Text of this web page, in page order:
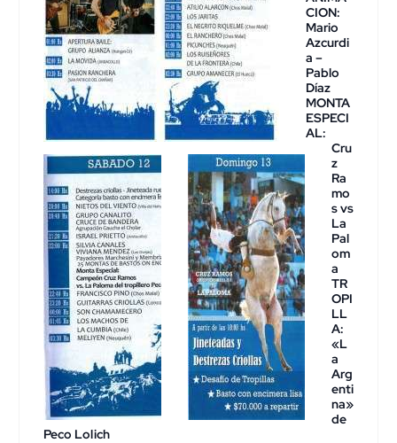
CION:
Mario
Azcurdi
a –
Pablo
Díaz
MONTA
ESPECI
AL:
Cru
z
Ra
mo
svs
La
Pal
om
a
TR
OPI
LL
A:
«L
a
Arg
enti
na»
de
Peco Lolich